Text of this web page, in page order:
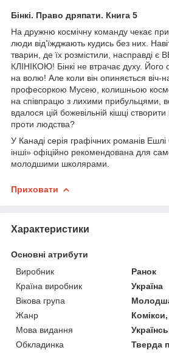
Бінкі. Право дряпати. Книга 5
На дружню космічну команду чекає
люди від’їжджають кудись без них.
тварин, де їх розмістили, насправді
КЛІНІКОЮ! Бінкі не втрачає духу. Його
на волю! Але коли він опиняється віч-
професоркою Мусею, колишньою
на співпрацю з лихими прибульцями,
вдалося цій божевільній кішці
проти людства?
У Канаді серія графічних романів Ешлі
інші» офіційно рекомендована для
молодшими школярами.
Приховати
Характеристики
Основні атрибути
Виробник
Ранок
Країна виробник
Україна
Вікова група
Жанр
Мова видання
Обкладинка
Тверда